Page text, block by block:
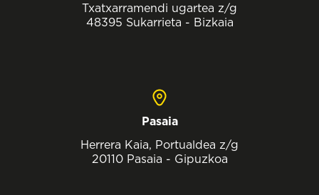
Txatxarramendi ugartea z/g
48395 Sukarrieta - Bizkaia
Pasaia
Herrera Kaia, Portualdea z/g
20110 Pasaia - Gipuzkoa